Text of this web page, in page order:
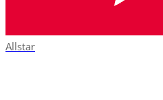
Allstar